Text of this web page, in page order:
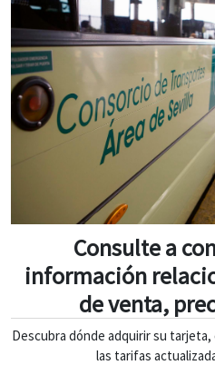
Consulte a
información
de venta,
Descubra dónde adquirir su
las tarifas